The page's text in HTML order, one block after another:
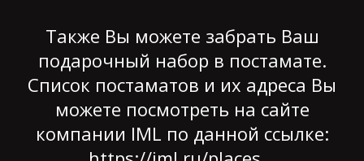
Также Вы можете забрать Ваш
подарочный набор в постамате.
Список постаматов и их адреса Вы
можете посмотреть на сайте
компании IML по данной ссылке: